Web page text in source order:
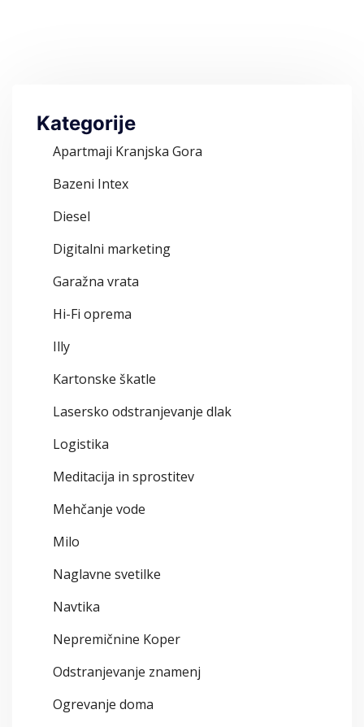
Kategorije
Apartmaji Kranjska Gora
Bazeni Intex
Diesel
Digitalni marketing
Garažna vrata
Hi-Fi oprema
Illy
Kartonske škatle
Lasersko odstranjevanje dlak
Logistika
Meditacija in sprostitev
Mehčanje vode
Milo
Naglavne svetilke
Navtika
Nepremičnine Koper
Odstranjevanje znamenj
Ogrevanje doma